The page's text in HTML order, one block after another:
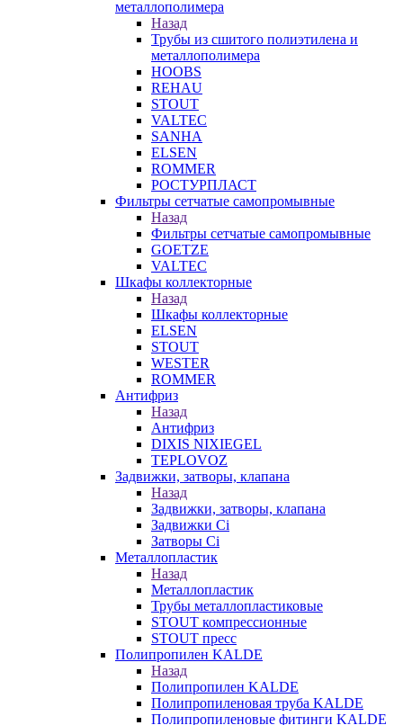
металлополимера
Назад
Трубы из сшитого полиэтилена и
металлополимера
HOOBS
REHAU
STOUT
VALTEC
SANHA
ELSEN
ROMMER
РОСТУРПЛАСТ
Фильтры сетчатые самопромывные
Назад
Фильтры сетчатые самопромывные
GOETZE
VALTEC
Шкафы коллекторные
Назад
Шкафы коллекторные
ELSEN
STOUT
WESTER
ROMMER
Антифриз
Назад
Антифриз
DIXIS NIXIEGEL
TEPLOVOZ
Задвижки, затворы, клапана
Назад
Задвижки, затворы, клапана
Задвижки Ci
Затворы Ci
Металлопластик
Назад
Металлопластик
Трубы металлопластиковые
STOUT компрессионные
STOUT пресс
Полипропилен KALDE
Назад
Полипропилен KALDE
Полипропиленовая труба KALDE
Полипропиленовые фитинги KALDE